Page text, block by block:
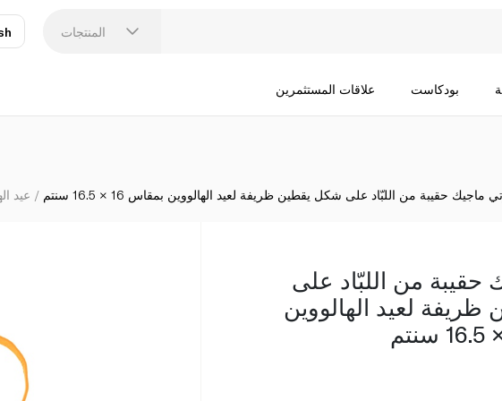
المنتجات
بودكاست علاقات المستثمرين
بارتي ماجيك حقيبة من اللبّاد على
عيد ماجيك حقيبة من اللبّاد على شكل يقطين ظريفة لعيد الهالووين بمقاس 16 × 16.5 سنتم
حقيبة من اللبّاد على
لعيد الهالووين